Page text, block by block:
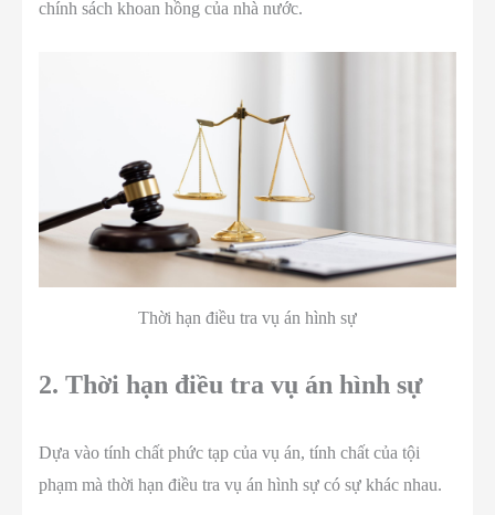
chính sách khoan hồng của nhà nước.
Thời hạn điều tra vụ án hình sự
2. Thời hạn điều tra vụ án hình sự
Dựa vào tính chất phức tạp của vụ án, tính chất của tội
phạm mà thời hạn điều tra vụ án hình sự có sự khác nhau.